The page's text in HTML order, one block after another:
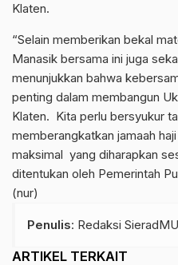
Klaten.
“Selain memberikan bekal
Manasik bersama ini juga
menunjukkan bahwa
penting dalam membangun
Klaten. Kita perlu bersyukur
memberangkatkan jamaah
maksimal yang diharapkan
ditentukan oleh Pemerintah
(nur)
Penulis: Redaksi SieradMU
ARTIKEL TERKAIT